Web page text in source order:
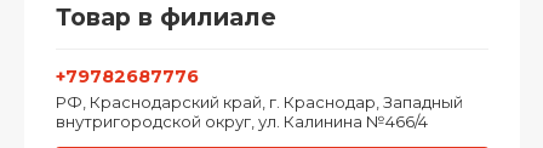
Товар в филиале
+79782687776
РФ, Краснодарский край, г. Краснодар, Западный
внутригородской округ, ул. Калинина №466/4